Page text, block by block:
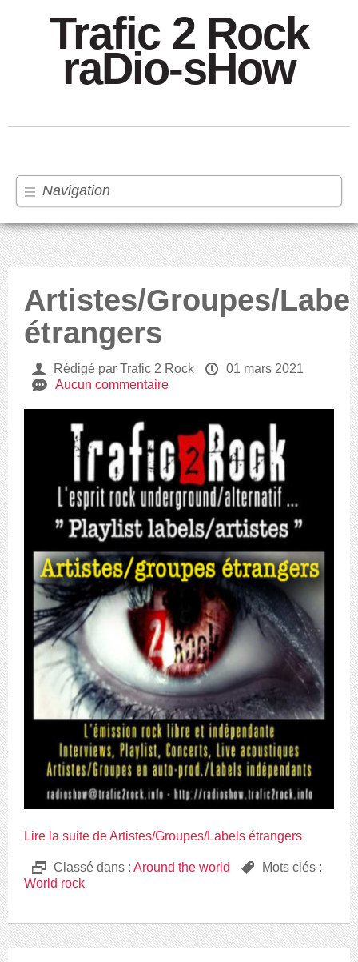
Trafic 2 Rock
raDio-sHow
Navigation
Artistes/Groupes/
étrangers
U Rédigé par Trafic 2 Rock P 01 mars 2021
e Aucun commentaire
Lire la suite de Artistes/Groupes/Labels étrangers
D Classé dans : Around the world ,
Mots clés :
World rock